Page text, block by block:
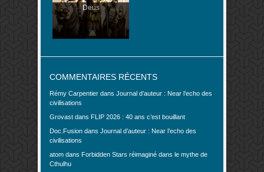
Deus
COMMENTAIRES RÉCENTS
Rémy Carpentier dans Journal d’auteur : Near l’echo des
civilisations
Grovast dans FLIP 2026 : 40 ans c’est bouillant
Doc.Fusion dans Journal d’auteur : Near l’echo des
civilisations
atom dans Forbidden Stars réimaginé dans le mythe de
Cthulhu